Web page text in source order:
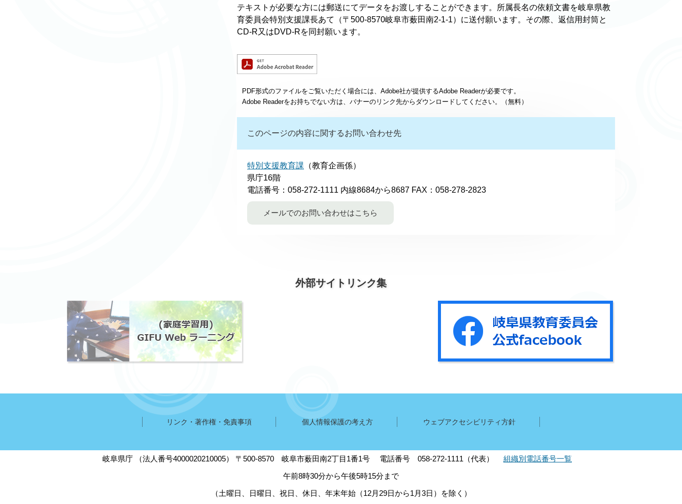
テキストが必要な方には郵送にてデータをお渡しすることができます。所属長名の依頼文書を岐阜県教
育委員会特別支援課長あて（〒500-8570岐阜市薮田南2-1-1）に送付願います。その際、返信用封筒と
CD-R又はDVD-Rを同封願います。
PDF形式のファイルをご覧いただく場合には、Adobe社が提供するAdobe Readerが必要です。
Adobe Readerをお持ちでない方は、バナーのリンク先からダウンロードしてください。（無料）
このページの内容に関するお問い合わせ先
特別支援教育課 （教育企画係）
県庁16階
電話番号：058-272-1111 内線8684から8687 FAX：058-278-2823
メールでのお問い合わせはこちら
外部サイトリンク集
リンク・著作権・免責事項 個人情報保護の考え方 ウェブアクセシビリティ方針
岐阜県庁 （法人番号4000020210005） 〒500-8570 岐阜市薮田南2丁目1番1号 電話番号 058-272-1111（代表）
組織別電話番号一覧
午前8時30分から午後5時15分まで
（土曜日、日曜日、祝日、休日、年末年始（12月29日から1月3日）を除く）